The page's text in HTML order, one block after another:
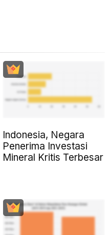
Indonesia, Negara
Penerima Investasi
Mineral Kritis Terbesar